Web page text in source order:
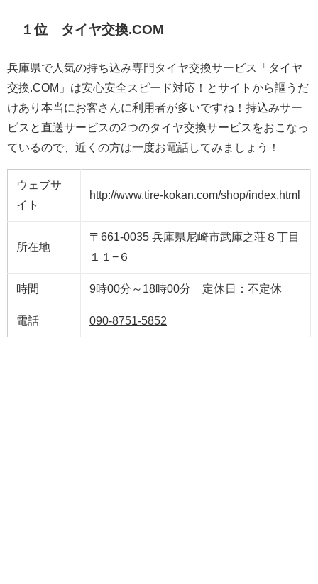
１位 タイヤ交換.COM
兵庫県で人気の持ち込み専門タイヤ交換サービス「タイヤ
交換.COM」は安心安全スピード対応！とサイトから謳うだ
けあり本当にお客さんに利用者が多いですね！持込みサー
ビスと直送サービスの2つのタイヤ交換サービスをおこなっ
ているので、近くの方は一度お電話してみましょう！
ウェブサ
イト
http://www.tire-kokan.com/shop/index.html
所在地
〒661-0035 兵庫県尼崎市武庫之荘８丁目
１１−６
時間 9時00分～18時00分 定休日：不定休
電話 090-8751-5852